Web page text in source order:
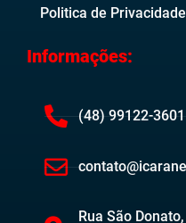
Politica de Privacidade
Informações:
(48) 99122-3601
Rua São